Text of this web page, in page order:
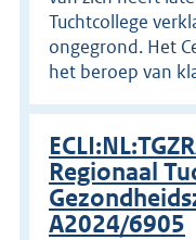
Tuchtcollege
ongegrond. Het
het beroep van
Regionaal
A2024/6905